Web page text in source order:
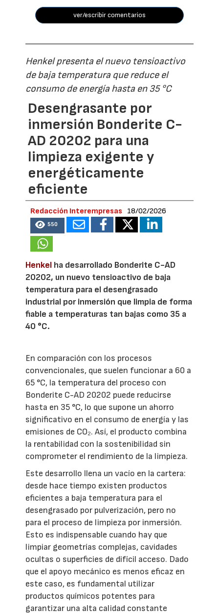
ver/escribir comentarios
Henkel presenta el nuevo tensioactivo
de baja temperatura que reduce el
consumo de energía hasta en 35 °C
Desengrasante por
inmersión Bonderite C-
AD 20202 para una
limpieza exigente y
energéticamente
eficiente
Redacción Interempresas 18/02/2026
550
Henkel ha desarrollado Bonderite C-AD
20202, un nuevo tensioactivo de baja
temperatura para el desengrasado
industrial por inmersión que limpia de forma
fiable a temperaturas tan bajas como 35 a
40 °C.
En comparación con los procesos
convencionales, que suelen funcionar a 60 a
65 °C, la temperatura del proceso con
Bonderite C-AD 20202 puede reducirse
hasta en 35 °C, lo que supone un ahorro
significativo en el consumo de energía y las
emisiones de CO₂. Así, el producto combina
la rentabilidad con la sostenibilidad sin
comprometer el rendimiento de la limpieza.
Este desarrollo llena un vacío en la cartera:
desde hace tiempo existen productos
eficientes a baja temperatura para el
desengrasado por pulverización, pero no
para el proceso de limpieza por inmersión.
Esto es indispensable cuando hay que
limpiar geometrías complejas, cavidades
ocultas o superficies de difícil acceso. Dado
que el apoyo mecánico es menos eficaz en
este caso, es fundamental utilizar
productos químicos potentes para
garantizar una alta calidad constante